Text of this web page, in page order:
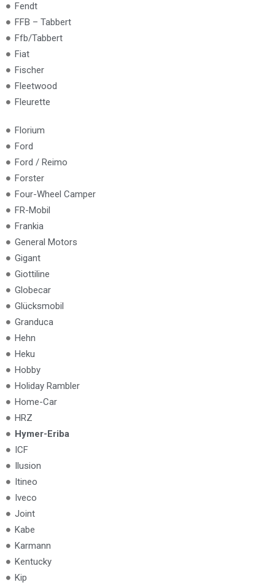
Fendt
FFB – Tabbert
Ffb/Tabbert
Fiat
Fischer
Fleetwood
Fleurette
Florium
Ford
Ford / Reimo
Forster
Four-Wheel Camper
FR-Mobil
Frankia
General Motors
Gigant
Giottiline
Globecar
Glücksmobil
Granduca
Hehn
Heku
Hobby
Holiday Rambler
Home-Car
HRZ
Hymer-Eriba
ICF
Ilusion
Itineo
Iveco
Joint
Kabe
Karmann
Kentucky
Kip